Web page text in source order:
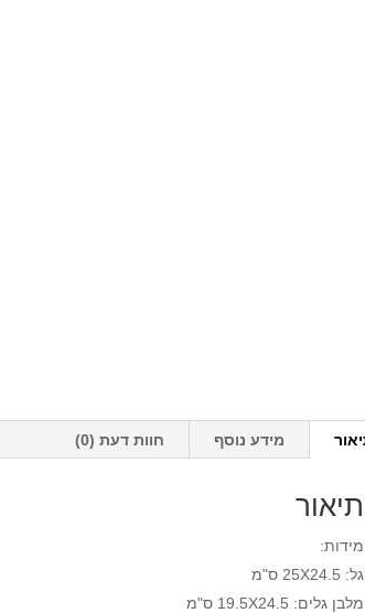
מידע נוסף חוות דעת (0)
תיאור
מידות:
גל: 25X24.5 ס"מ
מלבן גלים: 19.5X24.5 ס"מ